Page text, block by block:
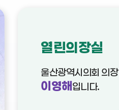
열린의장실
울산광역시의회 의장
이영해 입니다.